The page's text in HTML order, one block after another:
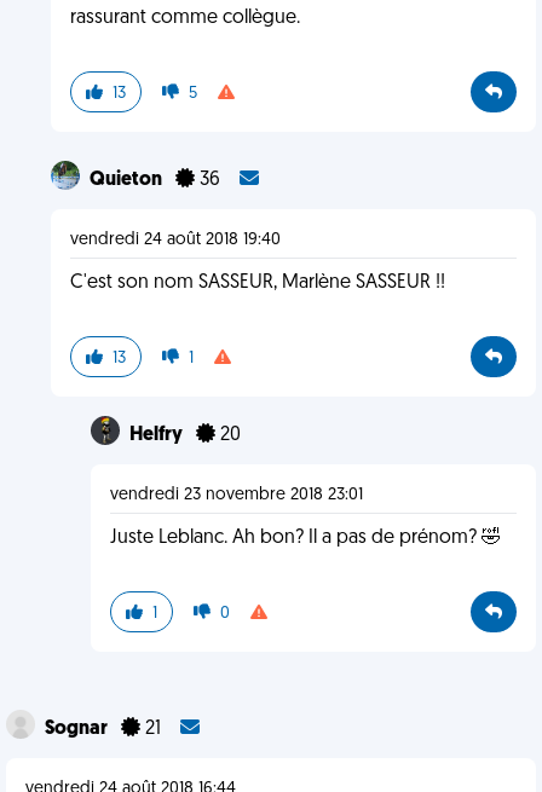
rassurant comme collègue.
13 5
Quieton 36
vendredi 24 août 2018 19:40
C'est son nom SASSEUR, Marlène SASSEUR !!
13 1
Helfry 20
vendredi 23 novembre 2018 23:01
Juste Leblanc. Ah bon? Il a pas de prénom? 🤣
1 0
Sognar 21